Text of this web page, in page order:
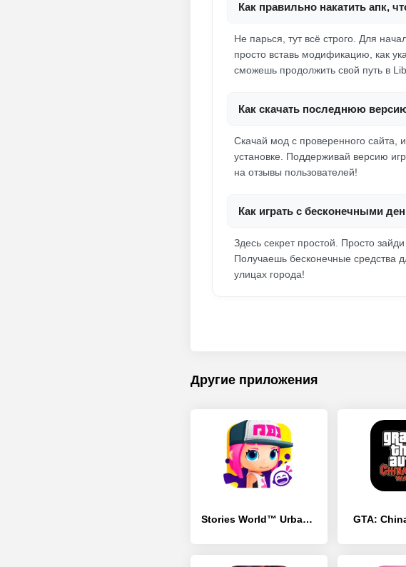
Как правильно накатить апк,
Не парься, тут всё строго. Для
просто вставь модификацию, как
сможешь продолжить свой путь в
Как скачать последнюю
Скачай мод с проверенного сайта,
установке. Поддерживай версию
на отзывы пользователей!
Как играть с бесконечными
Здесь секрет простой. Просто
Получаешь бесконечные средства
улицах города!
Другие приложения
Stories World™ Urban City GTA: